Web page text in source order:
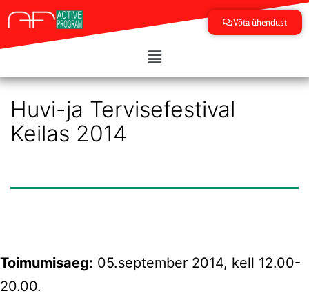
Võta ühendust
Huvi-ja Tervisefestival
Keilas 2014
Toimumisaeg: 05.september 2014, kell 12.00-
20.00.